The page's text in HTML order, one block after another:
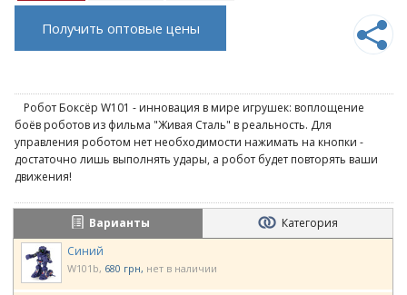
Получить оптовые цены
Робот Боксёр W101 - инновация в мире игрушек: воплощение
боёв роботов из фильма "Живая Сталь" в реальность. Для
управления роботом нет необходимости нажимать на кнопки -
достаточно лишь выполнять удары, а робот будет повторять ваши
движения!
Варианты
Категория
Синий
W101b 680 грн нет в наличии